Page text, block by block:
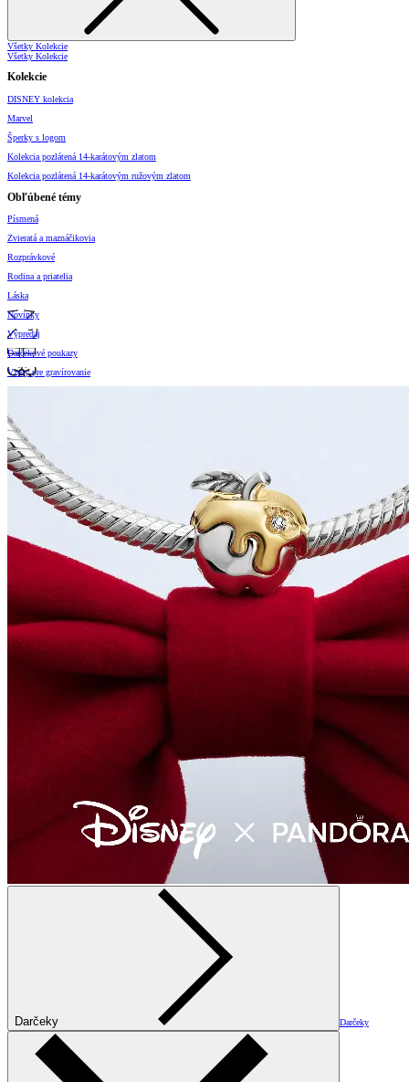
Všetky Kolekcie
Všetky Kolekcie
Kolekcie
DISNEY kolekcia
Marvel
Šperky s logom
Kolekcia pozlátená 14-karátovým zlatom
Kolekcia pozlátená 14-karátovým ružovým zlatom
Obľúbené témy
Písmená
Zvieratá a maznáčikovia
Rozprávkové
Rodina a priatelia
Láska
Novinky
Výpredaj
Darčekové poukazy
Vzory pre gravírovanie
Darčeky Darčeky